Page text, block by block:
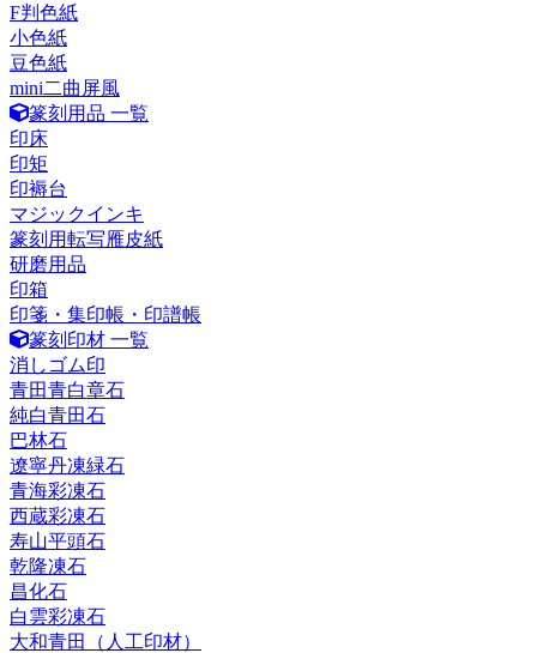
F判色紙
小色紙
豆色紙
mini二曲屏風
篆刻用品 一覧
印床
印矩
印褥台
マジックインキ
篆刻用転写雁皮紙
研磨用品
印箱
印箋・集印帳・印譜帳
篆刻印材 一覧
消しゴム印
青田青白章石
純白青田石
巴林石
遼寧丹凍緑石
青海彩凍石
西蔵彩凍石
寿山平頭石
乾隆凍石
昌化石
白雲彩凍石
大和青田（人工印材）